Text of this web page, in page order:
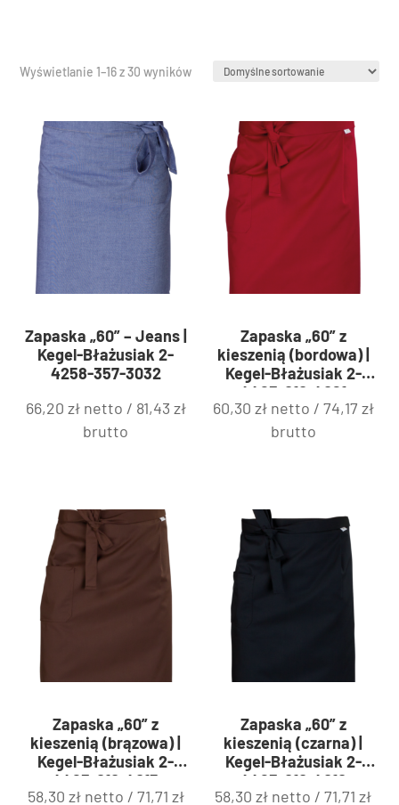
Wyświetlanie 1–16 z 30 wyników
Zapaska „60” – Jeans |
Kegel-Błażusiak 2-
4258-357-3032
66,20 zł netto / 81,43 zł
brutto
Zapaska „60” z
kieszenią (bordowa) |
Kegel-Błażusiak 2-
4423-010-4061
60,30 zł netto / 74,17 zł
brutto
Zapaska „60” z
kieszenią (brązowa) |
Kegel-Błażusiak 2-
4423-010-4015
58,30 zł netto / 71,71 zł
Zapaska „60” z
kieszenią (czarna) |
Kegel-Błażusiak 2-
4423-010-4010
58,30zł netto /71,71zł